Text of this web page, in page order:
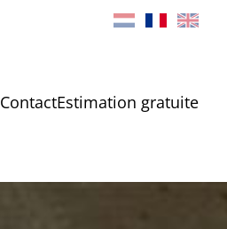
ContactEstimation gratuite